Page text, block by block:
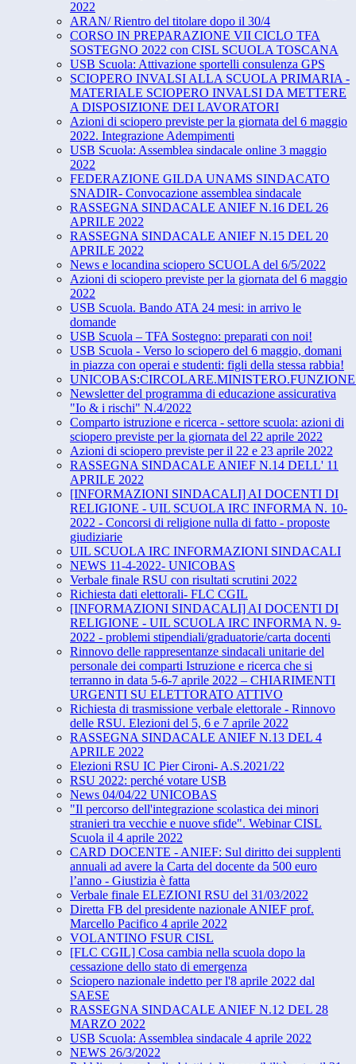
2022
ARAN/ Rientro del titolare dopo il 30/4
CORSO IN PREPARAZIONE VII CICLO TFA
SOSTEGNO 2022 con CISL SCUOLA TOSCANA
USB Scuola: Attivazione sportelli consulenza GPS
SCIOPERO INVALSI ALLA SCUOLA PRIMARIA -
MATERIALE SCIOPERO INVALSI DA METTERE
A DISPOSIZIONE DEI LAVORATORI
Azioni di sciopero previste per la giornata del 6 maggio
2022. Integrazione Adempimenti
USB Scuola: Assemblea sindacale online 3 maggio
2022
FEDERAZIONE GILDA UNAMS SINDACATO
SNADIR- Convocazione assemblea sindacale
RASSEGNA SINDACALE ANIEF N.16 DEL 26
APRILE 2022
RASSEGNA SINDACALE ANIEF N.15 DEL 20
APRILE 2022
News e locandina sciopero SCUOLA del 6/5/2022
Azioni di sciopero previste per la giornata del 6 maggio
2022
USB Scuola. Bando ATA 24 mesi: in arrivo le
domande
USB Scuola – TFA Sostegno: preparati con noi!
USB Scuola - Verso lo sciopero del 6 maggio, domani
in piazza con operai e studenti: figli della stessa rabbia!
Newsletter del programma di educazione assicurativa
"Io & i rischi" N.4/2022
Comparto istruzione e ricerca - settore scuola: azioni di
sciopero previste per la giornata del 22 aprile 2022
Azioni di sciopero previste per il 22 e 23 aprile 2022
RASSEGNA SINDACALE ANIEF N.14 DELL' 11
APRILE 2022
[INFORMAZIONI SINDACALI] AI DOCENTI DI
RELIGIONE - UIL SCUOLA IRC INFORMA N. 10-
2022 - Concorsi di religione nulla di fatto - proposte
giudiziarie
UIL SCUOLA IRC INFORMAZIONI SINDACALI
NEWS 11-4-2022- UNICOBAS
Verbale finale RSU con risultati scrutini 2022
Richiesta dati elettorali- FLC CGIL
[INFORMAZIONI SINDACALI] AI DOCENTI DI
RELIGIONE - UIL SCUOLA IRC INFORMA N. 9-
2022 - problemi stipendiali/graduatorie/carta docenti
Rinnovo delle rappresentanze sindacali unitarie del
personale dei comparti Istruzione e ricerca che si
terranno in data 5-6-7 aprile 2022 – CHIARIMENTI
URGENTI SU ELETTORATO ATTIVO
Richiesta di trasmissione verbale elettorale - Rinnovo
delle RSU. Elezioni del 5, 6 e 7 aprile 2022
RASSEGNA SINDACALE ANIEF N.13 DEL 4
APRILE 2022
Elezioni RSU IC Pier Cironi- A.S.2021/22
RSU 2022: perché votare USB
News 04/04/22 UNICOBAS
"Il percorso dell'integrazione scolastica dei minori
stranieri tra vecchie e nuove sfide". Webinar CISL
Scuola il 4 aprile 2022
CARD DOCENTE - ANIEF: Sul diritto dei supplenti
annuali ad avere la Carta del docente da 500 euro
l’anno - Giustizia è fatta
Verbale finale ELEZIONI RSU del 31/03/2022
Diretta FB del presidente nazionale ANIEF prof.
Marcello Pacifico 4 aprile 2022
VOLANTINO FSUR CISL
[FLC CGIL] Cosa cambia nella scuola dopo la
cessazione dello stato di emergenza
Sciopero nazionale indetto per l'8 aprile 2022 dal
SAESE
RASSEGNA SINDACALE ANIEF N.12 DEL 28
MARZO 2022
USB Scuola: Assemblea sindacale 4 aprile 2022
NEWS 26/3/2022